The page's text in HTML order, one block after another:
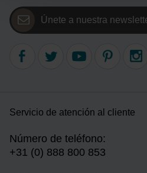
Únete a nuestra
Servicio de atención al cliente
Número de teléfono:
+31 (0) 888 800 853